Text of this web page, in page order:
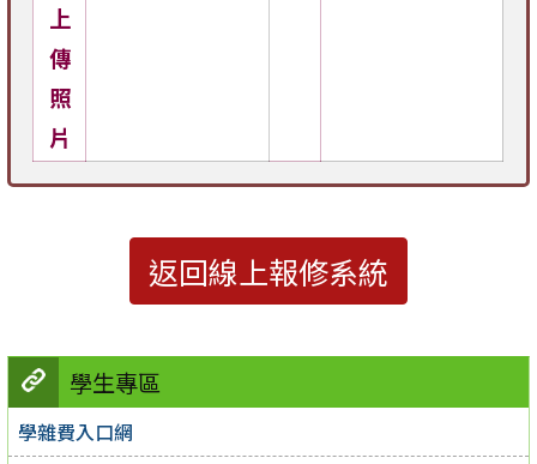
學生專區
學雜費入口網
上
傳
照
片
返回線上報修系統